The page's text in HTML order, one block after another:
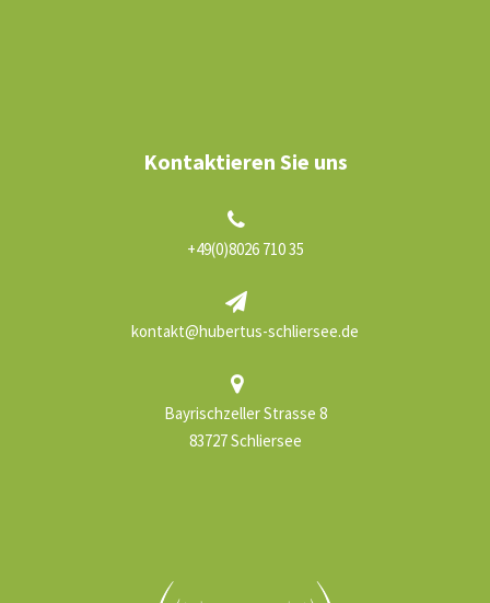
Kontaktieren Sie uns
+49(0)8026 710 35
kontakt@hubertus-schliersee.de
Bayrischzeller Strasse 8
83727 Schliersee